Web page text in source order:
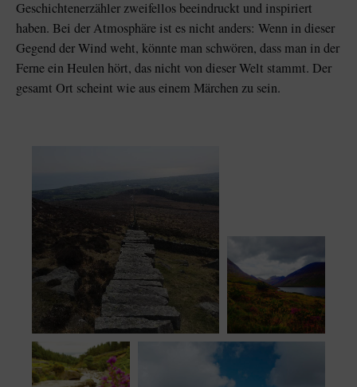
Geschichtenerzähler zweifellos beeindruckt und inspiriert
haben. Bei der Atmosphäre ist es nicht anders: Wenn in dieser
Gegend der Wind weht, könnte man schwören, dass man in der
Ferne ein Heulen hört, das nicht von dieser Welt stammt. Der
gesamt Ort scheint wie aus einem Märchen zu sein.